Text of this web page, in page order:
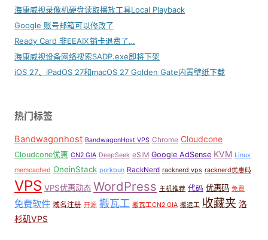
海康威视录像机硬盘读取播放工具Local Playback
Google 账号邮箱可以修改了
Ready Card 非EEA区销卡退费了…
海康威视设备网络搜索SADP.exe即将下架
iOS 27、iPadOS 27和macOS 27 Golden Gate内置壁纸下载
热门标签
Bandwagonhost BandwagonHost VPS Chrome Cloudcone
Cloudcone优惠 CN2 GIA DeepSeek eSIM Google AdSense KVM Linux
memcached OneinStack porkbun RackNerd racknerd vps racknerd优惠码
VPS VPS优惠动态 WordPress 主机推荐 代码 优惠码 免费
免费软件 域名注册 开源 搬瓦工 搬瓦工CN2 GIA 搬运工 收藏夹 洛
杉矶VPS